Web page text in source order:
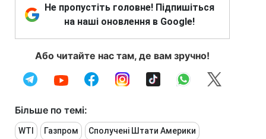
Не пропустіть головне! Підпишіться
на наші оновлення в Google!
Або читайте нас там, де вам зручно!
Більше по темі:
WTI Газпром Сполучені Штати Америки